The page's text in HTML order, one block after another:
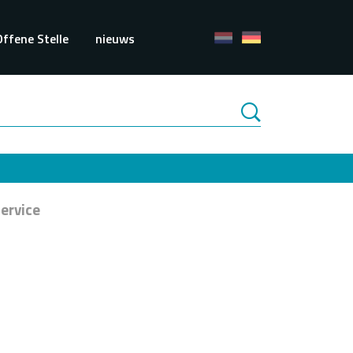
Stelle nieuws